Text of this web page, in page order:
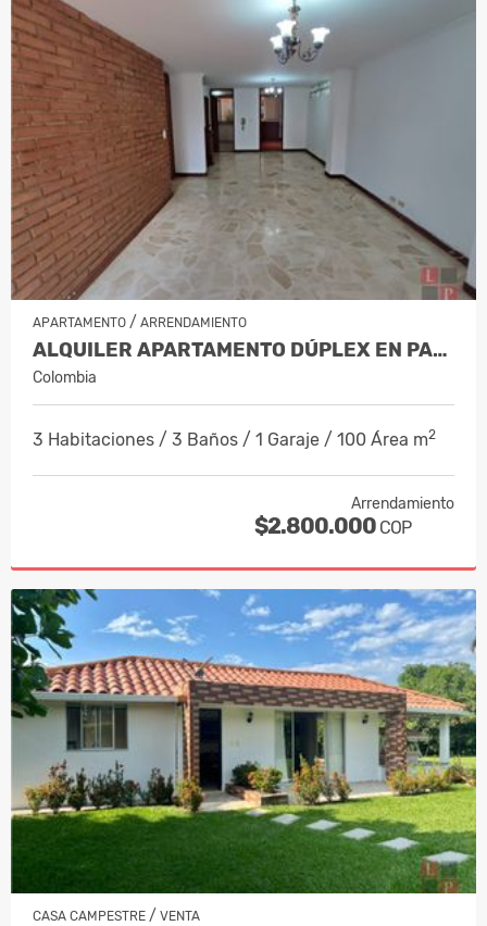
APARTAMENTO / ARRENDAMIENTO
ALQUILER APARTAMENTO DÚPLEX EN PALER…
Colombia
3 Habitaciones / 3 Baños / 1 Garaje / 100 Área m2
Arrendamiento
$2.800.000 COP
CASA CAMPESTRE / VENTA